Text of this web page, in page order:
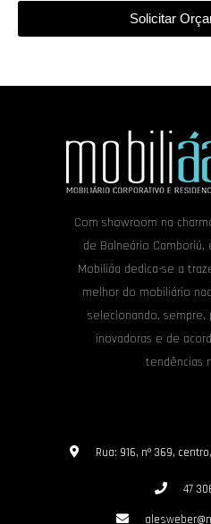
Solicitar
Com showroom na
de Balneário Camboriú,
Mobiliáa dedica-se a
melhor do mobiliário
selecionando, sempre,
inovadoras e de
tendências
Rua: 916, nº 369,
47